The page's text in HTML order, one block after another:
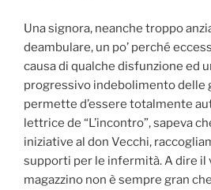
Una signora, neanche troppo
deambulare, un po’ perché
causa di qualche disfunzione ed
progressivo indebolimento delle
permette d’essere totalmente
lettrice de “L’incontro”, sapeva
iniziative al don Vecchi,
supporti per le infermità. A dire
magazzino non è sempre gran